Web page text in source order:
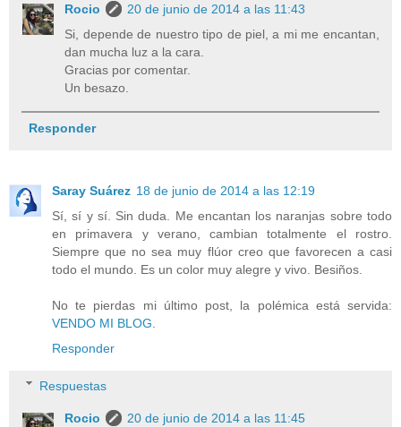
Rocio
20 de junio de 2014 a las 11:43
Si, depende de nuestro tipo de piel, a mi me encantan,
dan mucha luz a la cara.
Gracias por comentar.
Un besazo.
Responder
Saray Suárez 18 de junio de 2014 a las 12:19
Sí, sí y sí. Sin duda. Me encantan los naranjas sobre todo
en primavera y verano, cambian totalmente el rostro.
Siempre que no sea muy flúor creo que favorecen a casi
todo el mundo. Es un color muy alegre y vivo. Besiños.
No te pierdas mi último post, la polémica está servida:
VENDO MI BLOG
Responder
Respuestas
Rocio
20 de junio de 2014 a las 11:45